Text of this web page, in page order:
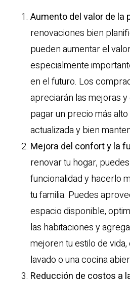
Aumento del valor de la
renovaciones bien
pueden aumentar el
especialmente
en el futuro. Los
apreciarán las mejoras
pagar un precio más
actualizada y bien
Mejora del confort y la
renovar tu hogar,
funcionalidad y hacerlo
tu familia. Puedes
espacio disponible,
las habitaciones y
mejoren tu estilo de
lavado o una cocina
Reducción de costos a